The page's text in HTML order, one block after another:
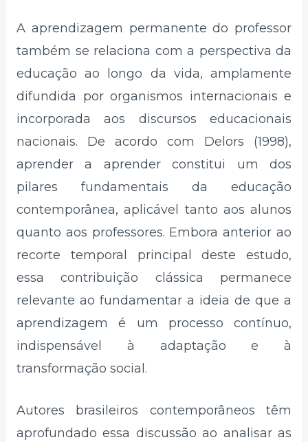
A aprendizagem permanente do professor
também se relaciona com a perspectiva da
educação ao longo da vida, amplamente
difundida por organismos internacionais e
incorporada aos discursos educacionais
nacionais. De acordo com Delors (1998),
aprender a aprender constitui um dos
pilares fundamentais da educação
contemporânea, aplicável tanto aos alunos
quanto aos professores. Embora anterior ao
recorte temporal principal deste estudo,
essa contribuição clássica permanece
relevante ao fundamentar a ideia de que a
aprendizagem é um processo contínuo,
indispensável à adaptação e à
transformação social.
Autores brasileiros contemporâneos têm
aprofundado essa discussão ao analisar as